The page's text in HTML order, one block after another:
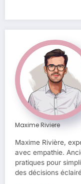
Maxime Riviere
Maxime Rivière,
avec empathie.
pratiques pour
des décisions